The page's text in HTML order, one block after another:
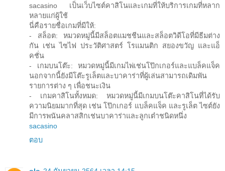
sacasino เป็นเว็บไซต์คาสิโนและเกมที่ให้บริการเกมที่หลาก
หลายแก่ผู้ใช้
นี่คือรายชื่อเกมที่มีให้:
- สล็อต: หมวดหมู่นี้มีสล็อตแมชชีนและสล็อตวิดีโอที่มีธีมต่าง
กัน เช่น ไซไฟ ประวัติศาสตร์ โรแมนติก สยองขวัญ และแอ็
คชั่น
- เกมบนโต๊ะ: หมวดหมู่นี้มีเกมไพ่เช่นโป๊กเกอร์และแบล็คแจ็ค
นอกจากนี้ยังมีโต๊ะรูเล็ตและบาคาร่าที่ผู้เล่นสามารถเดิมพัน
รายการต่าง ๆ เพื่อชนะเงิน
- เกมคาสิโนทั้งหมด: หมวดหมู่นี้มีเกมบนโต๊ะคาสิโนที่ได้รับ
ความนิยมมากที่สุด เช่น โป๊กเกอร์ แบล็คแจ็ค และรูเล็ต ไซต์ยัง
มีการพนันคลาสสิกเช่นบาคาร่าและลูกเต๋าชนิดหนึ่ง
sacasino
ตอบ